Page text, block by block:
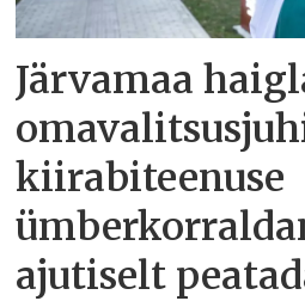
Järvamaa
kiirabiteenuse
ajutiselt